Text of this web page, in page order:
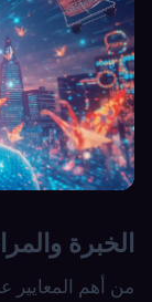
الخبرة
من أهم المعايير